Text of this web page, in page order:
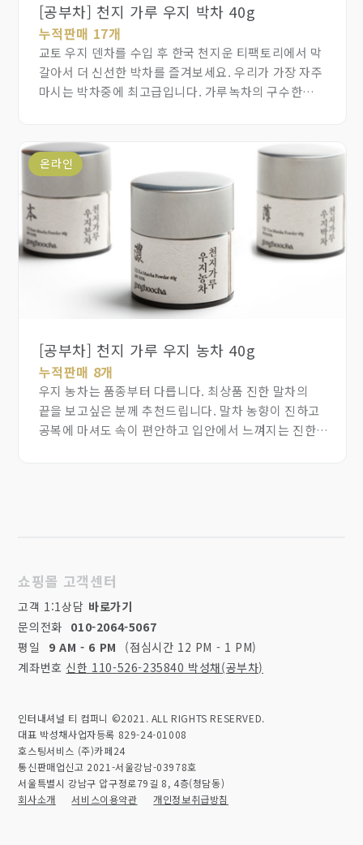
[공부차] 천지 가루 우지 박차 40g
누적판매 17개
교토 우지 덴차를 수입 후 한국 천지운 티팩토리에서 막
갈아서 더 신선한 박차를 즐겨보세요. 우리가 가장 자주
마시는 박차중에 최고급입니다. 가루녹차의 구수한
자랑합니다.
온라인
[공부차] 천지 가루 우지 농차 40g
누적판매 8개
우지 농차는 품종부터 다릅니다. 최상품 진한 말차의
끝을 보고싶은 분께 추천드립니다. 말차 농향이 진하고
공복에 마셔도 속이 편안하고 입안에서 느껴지는 진한
쇼핑몰 고객센터
고객 1:1상담 바로가기
문의전화 010-2064-5067
평일
9 AM - 6 PM
(점심시간 12 PM - 1 PM)
계좌번호 신한 110-526-235840 박성채(공부차)
인터내셔널 티 컴퍼니 ©2021. ALL RIGHTS RESERVED.
대표 박성채사업자등록 829-24-01008
호스팅서비스 (주)카페24
통신판매업신고 2021-서울강남-03978호
서울특별시 강남구 압구정로79길 8, 4층(청담동)
회사소개
서비스이용약관 개인정보취급방침